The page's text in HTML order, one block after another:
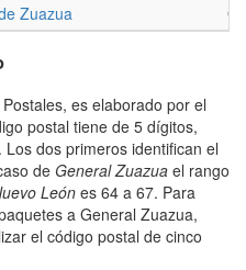
Zuazua
es elaborado por el
postal tiene de 5 dígitos,
dos primeros identifican el
de General Zuazua el rango
León es 64 a 67. Para
a General Zuazua,
el código postal de cinco